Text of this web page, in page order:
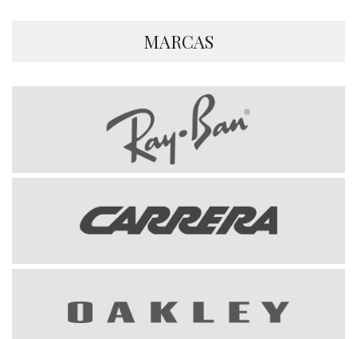
MARCAS